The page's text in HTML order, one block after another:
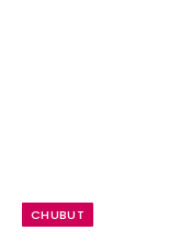
CHUBUT